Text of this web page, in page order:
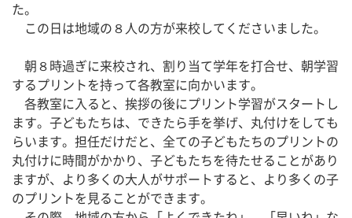
た。
この日は地域の８人の方が来校してくださいました。
朝８時過ぎに来校され、割り当て学年を打合せ、朝学習
するプリントを持って各教室に向かいます。
各教室に入ると、挨拶の後にプリント学習がスタートし
ます。子どもたちは、できたら手を挙げ、丸付けをしても
らいます。担任だけだと、全ての子どもたちのプリントの
丸付けに時間がかかり、子どもたちを待たせることがあり
ますが、より多くの大人がサポートすると、より多くの子
のプリントを見ることができます。